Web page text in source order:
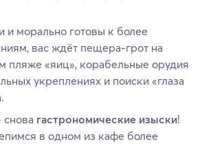
и морально готовы к более
вас ждёт пещера‑грот на
пляже «яиц», корабельные орудия
укреплениях и поиски «глаза
гастрономические изыски!
в одном из кафе более